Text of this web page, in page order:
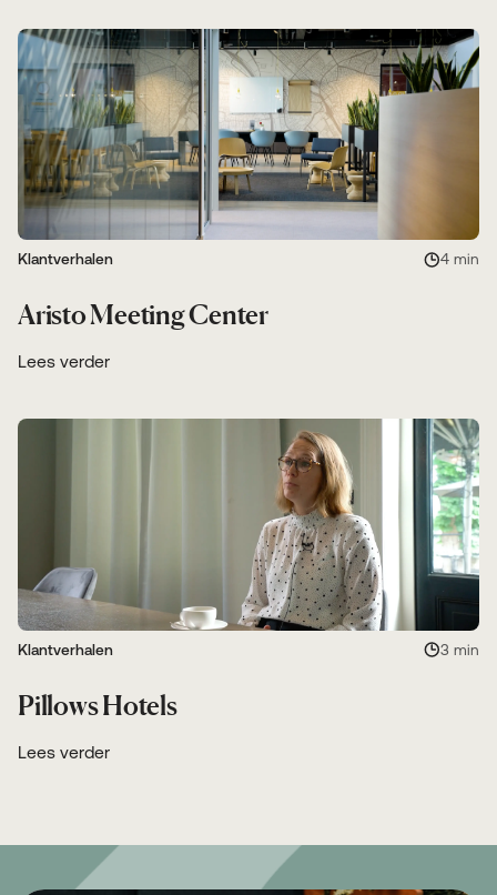
Klantverhalen 4 min
Aristo Meeting Center
Lees verder
Klantverhalen 3 min
Pillows Hotels
Lees verder